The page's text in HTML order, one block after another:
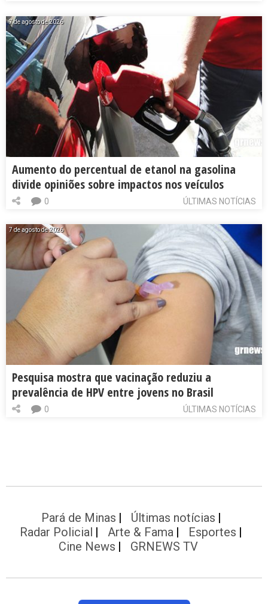
7 de agosto de 2026
Aumento do percentual de etanol na gasolina
divide opiniões sobre impactos nos veículos
ÚLTIMAS NOTÍCIAS
0
7 de agosto de 2026
Pesquisa mostra que vacinação reduziu a
prevalência de HPV entre jovens no Brasil
ÚLTIMAS NOTÍCIAS
0
Pará de Minas
Últimas notícias
Radar Policial
Arte & Fama
Esportes
Cine News
GRNEWS TV